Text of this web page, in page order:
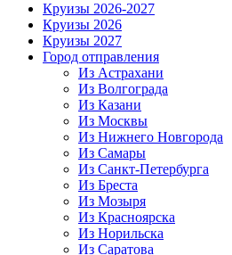
Круизы 2026-2027
Круизы 2026
Круизы 2027
Город отправления
Из Астрахани
Из Волгограда
Из Казани
Из Москвы
Из Нижнего Новгорода
Из Самары
Из Санкт-Петербурга
Из Бреста
Из Мозыря
Из Красноярска
Из Норильска
Из Саратова